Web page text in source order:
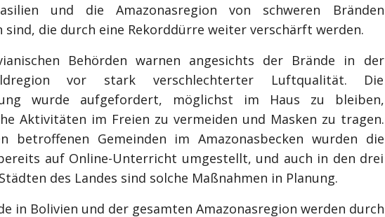
und die Amazonasregion von schweren Bränden
sind, die durch eine Rekorddürre weiter verschärft werden.
Behörden warnen angesichts der Brände in der
vor stark verschlechterter Luftqualität. Die
wurde aufgefordert, möglichst im Haus zu bleiben,
Aktivitäten im Freien zu vermeiden und Masken zu tragen.
betroffenen Gemeinden im Amazonasbecken wurden die
auf Online-Unterricht umgestellt, und auch in den drei
des Landes sind solche Maßnahmen in Planung.
in Bolivien und der gesamten Amazonasregion werden durch